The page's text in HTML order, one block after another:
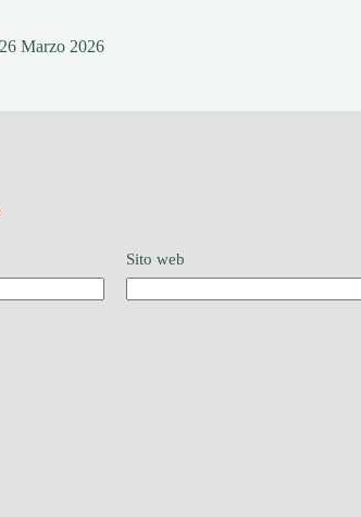
26 Marzo 2026
Sito web